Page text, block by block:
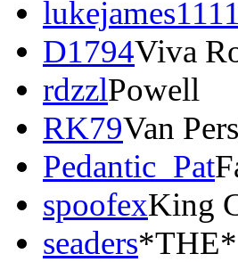
lukejames1111
D1794Viva
rdzzlPowell
RK79Van
Pedantic_Pat
spoofexKing
seaders*THE*